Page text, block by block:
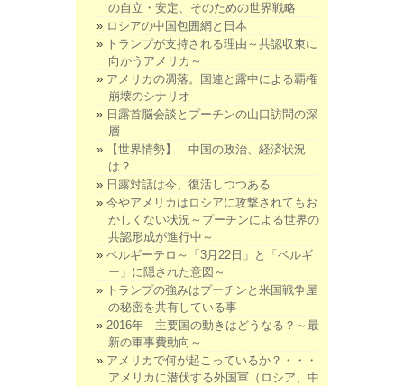
の自立・安定、そのための世界戦略
ロシアの中国包囲網と日本
トランプが支持される理由～共認収束に
向かうアメリカ～
アメリカの凋落。国連と露中による覇権
崩壊のシナリオ
日露首脳会談とプーチンの山口訪問の深
層
【世界情勢】 中国の政治、経済状況
は？
日露対話は今、復活しつつある
今やアメリカはロシアに攻撃されてもお
かしくない状況～プーチンによる世界の
共認形成が進行中～
ベルギーテロ～「3月22日」と「ベルギ
ー」に隠された意図～
トランプの強みはプーチンと米国戦争屋
の秘密を共有している事
2016年 主要国の動きはどうなる？～最
新の軍事費動向～
アメリカで何が起こっているか？・・・
アメリカに潜伏する外国軍（ロシア、中